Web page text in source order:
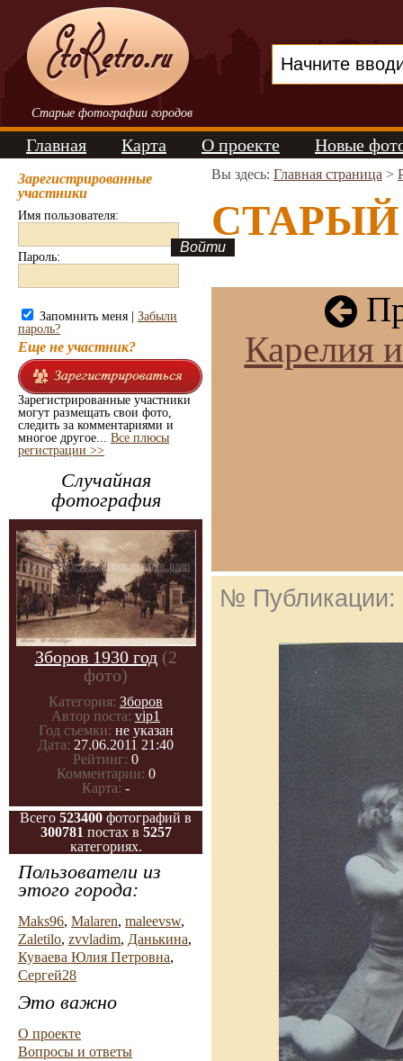
Старые фотографии городов
Главная Карта О проекте Новые
Зарегистрированные
участники
Имя пользователя:
Пароль:
Запомнить меня | Забыли
пароль?
Еще не участник?
Зарегистрированные участники
могут размещать свои фото,
следить за комментариями и
многое другое... Все плюсы
регистрации >>
Случайная
фотография
Зборов 1930 год (2
фото)
Категория: Зборов
Автор поста: vip1
Год съемки: не указан
Дата: 27.06.2011 21:40
Рейтинг: 0
Комментарии: 0
Карта: -
Всего 523400 фотографий в
300781 постах в 5257
категориях.
Пользователи из
этого города:
Maks96, Malaren, maleevsw,
Zaletilo, zvvladim, Данькина,
Куваева Юлия Петровна,
Сергей28
Это важно
О проекте
Вопросы и ответы
Вы здесь: Главная страница >
СТАРЫЙ
Карелия
№ Публикации: